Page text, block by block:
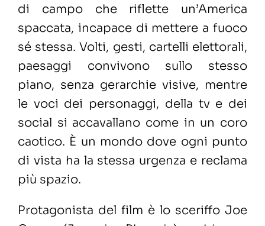
di campo che riflette un’America
spaccata, incapace di mettere a fuoco
sé stessa. Volti, gesti, cartelli elettorali,
paesaggi convivono sullo stesso
piano, senza gerarchie visive, mentre
le voci dei personaggi, della tv e dei
social si accavallano come in un coro
caotico. È un mondo dove ogni punto
di vista ha la stessa urgenza e reclama
più spazio.
Protagonista del film è lo sceriffo Joe